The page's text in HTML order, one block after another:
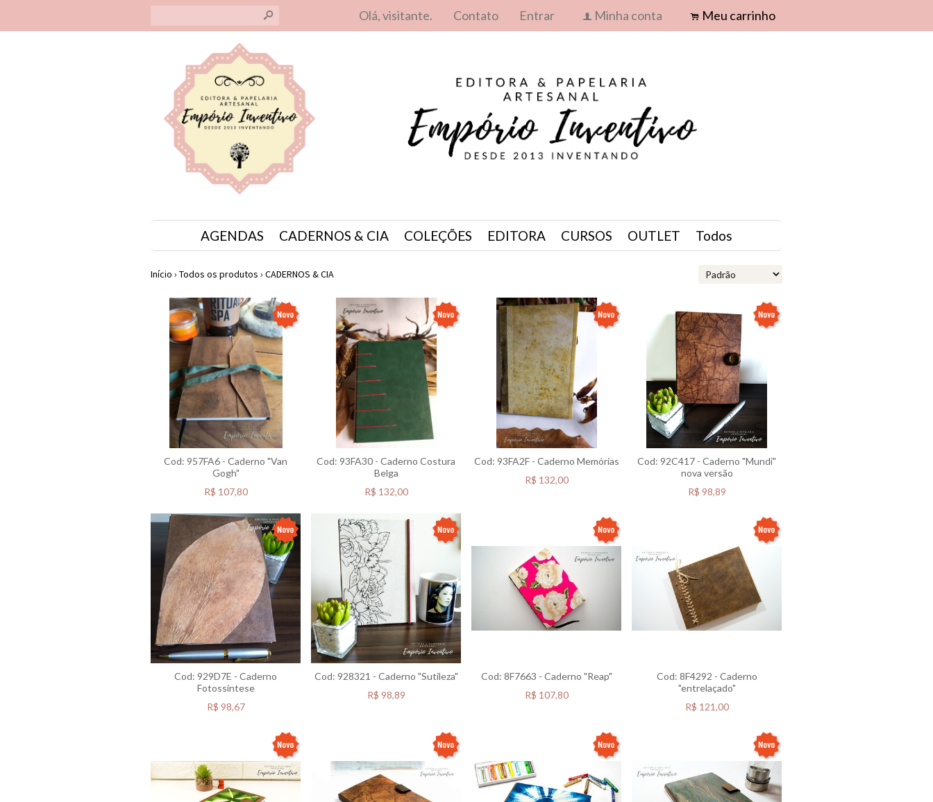
s Olá, visitante. Contato Entrar f Minha conta . Meu carrinho
AGENDAS CADERNOS & CIA COLEÇÕES EDITORA CURSOS OUTLET Todos
Início › Todos os produtos › CADERNOS & CIA
Cod: 957FA6 - Caderno "Van
Gogh"
R$ 107,80
Cod: 93FA30 - Caderno Costura
Belga
R$ 132,00
Cod: 93FA2F - Caderno Memórias
R$ 132,00
Cod: 92C417 - Caderno "Mundi"
nova versão
R$ 98,89
Cod: 929D7E - Caderno
Fotossíntese
R$ 98,67
Cod: 928321 - Caderno "Sutileza"
R$ 98,89
Cod: 8F7663 - Caderno "Reap"
R$ 107,80
Cod: 8F4292 - Caderno
"entrelaçado"
R$ 121,00